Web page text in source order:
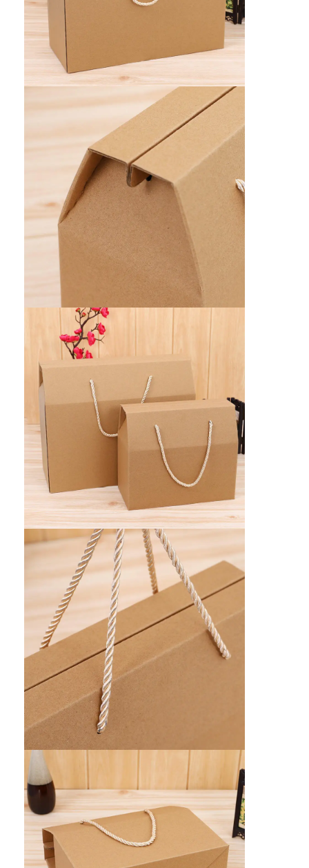
boîte de papier pliante
boîte d'affichage
Les étagères de vente au détail
Étiquette adhésive
Sac facial d'emballage de masque
Impression de brochures sur mesure
Paquet rouge personnalisé